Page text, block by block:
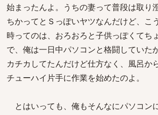
始まったんよ。うちの妻って普段は取り
ちかってとＳっぽいヤツなんだけど、こ
時ってのは、おろおろと子供っぽくてち
で、俺は一日中パソコンと格闘していた
カチカしてたんだけど仕方なく、風呂か
チューハイ片手に作業を始めたのよ。
とはいっても、俺もそんなにパソコン